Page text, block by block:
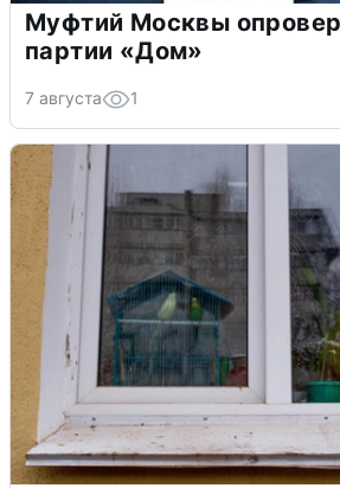
Муфтий Москвы
партии «Дом»
7 августа 1